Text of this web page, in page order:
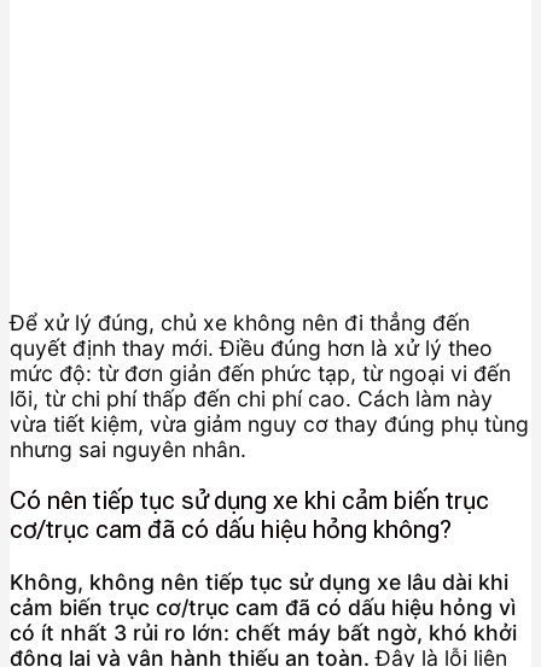
Để xử lý đúng, chủ xe không nên đi thẳng đến
quyết định thay mới. Điều đúng hơn là xử lý theo
mức độ: từ đơn giản đến phức tạp, từ ngoại vi đến
lõi, từ chi phí thấp đến chi phí cao. Cách làm này
vừa tiết kiệm, vừa giảm nguy cơ thay đúng phụ tùng
nhưng sai nguyên nhân.
Có nên tiếp tục sử dụng xe khi cảm biến trục
cơ/trục cam đã có dấu hiệu hỏng không?
Không, không nên tiếp tục sử dụng xe lâu dài khi
cảm biến trục cơ/trục cam đã có dấu hiệu hỏng vì
có ít nhất 3 rủi ro lớn: chết máy bất ngờ, khó khởi
động lại và vận hành thiếu an toàn. Đây là lỗi liên